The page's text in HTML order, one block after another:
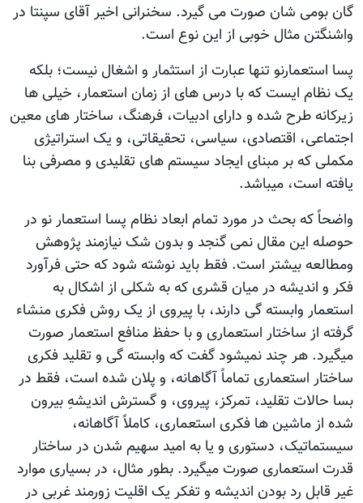
گان بومی شان صورت می گیرد. سخنرانی اخیر آقای سپنتا در
واشنگتن مثال خوبی از این نوع است.
پسا استعمارنو تنها عبارت از استثمار و اشغال نیست؛ بلکه
یک نظام ایست که با درس های از زمان استعمار، خیلی ها
زیرکانه طرح شده و دارای ادبیات، فرهنگ، ساختار های معین
اجتماعی، اقتصادی، سیاسی، تحقیقاتی، و یک استراتیژی
مکملی که بر مبنای ایجاد سیستم های تقلیدی و مصرفی بنا
یافته است، میباشد.
واضحاً که بحث در مورد تمام ابعاد نظام پسا استعمار نو در
حوصله این مقال نمی گنجد و بدون شک نیازمند پژوهش
ومطالعه بیشتر است. فقط باید نوشته شود که حتی فرآورد
فکر و اندیشه در میان قشری که به شکلی از اشکال به
استعمار وابسته گی دارند، با پیروی از یک روش فکری منشاء
گرفته از ساختار استعماری و با حفظ منافع استعمار صورت
میگیرد. هر چند نمیشود گفت که وابسته گی و تقلید فکری
ساختار استعماری تماماً آگاهانه، و پلان شده است، فقط در
بسا حالات تقلید، تمرکز، پیروی، و گسترش اندیشهِ بیرون
شده از ماشین ها فکری استعماری، کاملاً آگاهانه،
سیستماتیک، دستوری و یا به امید سهیم شدن در ساختار
قدرت استعماری صورت میگیرد. بطور مثال، در بسیاری موارد
غیر قابل رد بودن اندیشه و تفکر یک اقلیت زورمند غربی در